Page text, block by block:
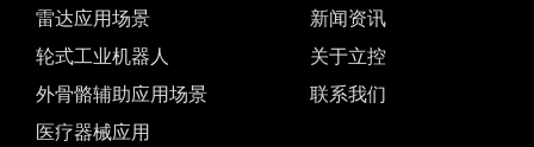
雷达应用场景
轮式工业机器人
外骨骼辅助应用场景
医疗器械应用
新闻资讯
关于立控
联系我们